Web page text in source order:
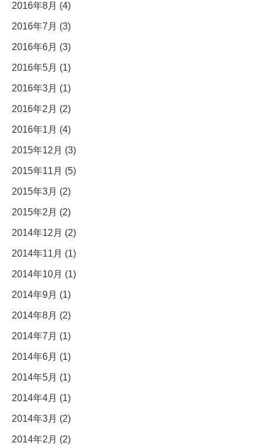
2016年8月 (4)
2016年7月 (3)
2016年6月 (3)
2016年5月 (1)
2016年3月 (1)
2016年2月 (2)
2016年1月 (4)
2015年12月 (3)
2015年11月 (5)
2015年3月 (2)
2015年2月 (2)
2014年12月 (2)
2014年11月 (1)
2014年10月 (1)
2014年9月 (1)
2014年8月 (2)
2014年7月 (1)
2014年6月 (1)
2014年5月 (1)
2014年4月 (1)
2014年3月 (2)
2014年2月 (2)